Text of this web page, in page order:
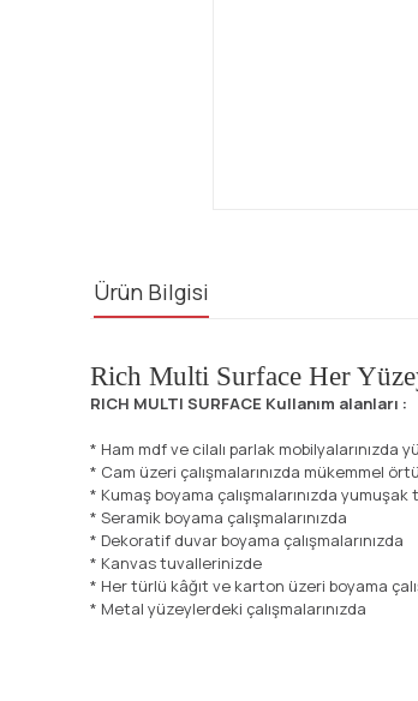
Ürün Bilgisi
Rich Multi Surface Her
RICH MULTI SURFACE Kullanım alanları :
* Ham mdf ve cilalı parlak
* Cam üzeri çalışmalarınızda mükemmel
* Kumaş boyama çalışmalarınızda
* Seramik boyama çalışmalarınızda
* Dekoratif duvar boyama çalışmalarınızda
* Kanvas tuvallerinizde
* Her türlü kâğıt ve karton üzeri boyama
* Metal yüzeylerdeki çalışmalarınızda
Bu ürünün fiyat bilgisi, resim, ürün